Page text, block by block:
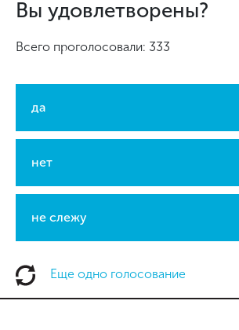
Вы удовлетворены?
Всего проголосовали: 333
да
нет
не слежу
Еще одно голосование